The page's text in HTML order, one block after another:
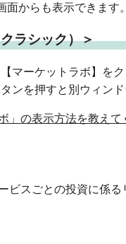
面からも表示できます。
ラシック）＞
マーケットラボ】をク
ンを押すと別ウィン
」の表示方法を教えて
ビスごとの投資に係る